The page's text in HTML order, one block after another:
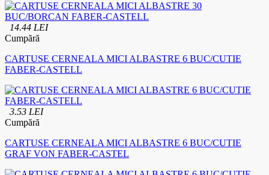
14.44 LEI
Cumpără
CARTUSE CERNEALA MICI ALBASTRE 6 BUC/CUTIE
FABER-CASTELL
3.53 LEI
Cumpără
CARTUSE CERNEALA MICI ALBASTRE 6 BUC/CUTIE
GRAF VON FABER-CASTEL